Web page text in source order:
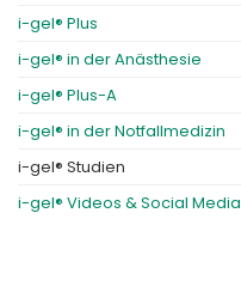
i-gel® Plus
i-gel® in der Anästhesie
i-gel® Plus-A
i-gel® in der Notfallmedizin
i-gel® Studien
i-gel® Videos & Social Media